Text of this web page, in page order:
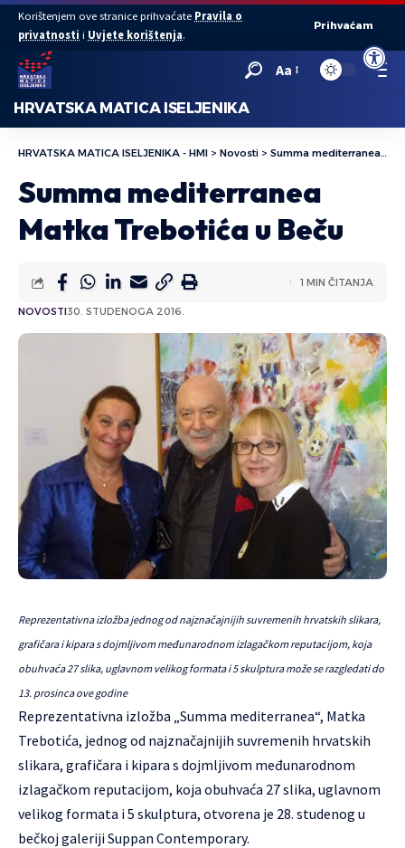
Open
Korištenjem ove stranice prihvaćate Pravila o
privatnosti i Uvjete korištenja.
Prihvaćam
Aa
HRVATSKA MATICA ISELJENIKA
HRVATSKA MATICA ISELJENIKA - HMI > Novosti > Summa mediterranea Matka Trebotića u Beču
Summa mediterranea
Matka Trebotića u Beču
NOVOSTI30. STUDENOGA 2016.
1 MIN ČITANJA
Reprezentativna izložba jednog od najznačajnijih suvremenih hrvatskih slikara,
grafičara i kipara s dojmljivom međunarodnom izlagačkom reputacijom, koja
obuhvaća 27 slika, uglavnom velikog formata i 5 skulptura može se razgledati do
13. prosinca ove godine
Reprezentativna izložba „Summa mediterranea“, Matka
Trebotića, jednog od najznačajnijih suvremenih hrvatskih
slikara, grafičara i kipara s dojmljivom međunarodnom
izlagačkom reputacijom, koja obuhvaća 27 slika, uglavnom
velikog formata i 5 skulptura, otvorena je 28. studenog u
bečkoj galeriji Suppan Contemporary.